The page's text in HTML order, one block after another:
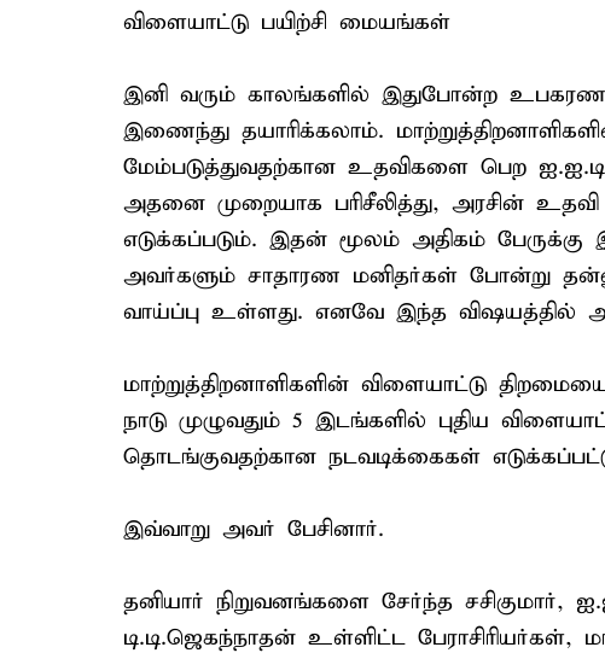
விளையாட்டு பயிற்சி மையங்கள்
இனி வரும் காலங்களில் இதுபோன்ற
இணைந்து தயாரிக்கலாம்.
மேம்படுத்துவதற்கான உதவிகளை பெற
அதனை முறையாக பரிசீலித்து, அரசின்
எடுக்கப்படும். இதன் மூலம் அதிகம் பேருக்கு
அவர்களும் சாதாரண மனிதர்கள் போன்று
வாய்ப்பு உள்ளது. எனவே இந்த
மாற்றுத்திறனாளிகளின் விளையாட்டு
நாடு முழுவதும் 5 இடங்களில் புதிய
தொடங்குவதற்கான நடவடிக்கைகள் எடுக்கப்பட்டு
இவ்வாறு அவர் பேசினார்.
தனியார் நிறுவனங்களை சேர்ந்த சசிகுமார்,
டி.டி.ஜெகந்நாதன் உள்ளிட்ட